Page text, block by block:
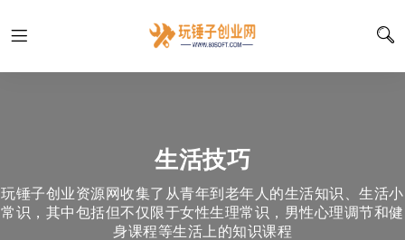
生活技巧
玩锤子创业资源网收集了从青年到老年人的生活知识、生活小
常识，其中包括但不仅限于女性生理常识，男性心理调节和健
身课程等生活上的知识课程